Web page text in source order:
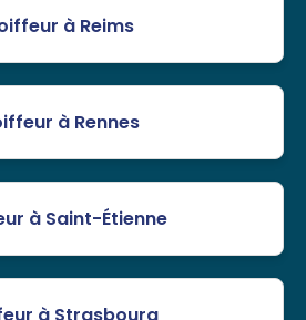
à Reims
à Rennes
à Saint-Étienne
à Strasbourg